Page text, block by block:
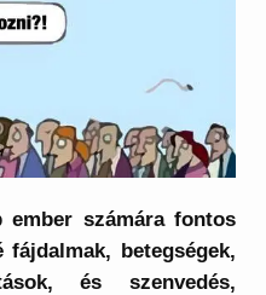
számára fontos
fájdalmak, betegségek,
és szenvedés,